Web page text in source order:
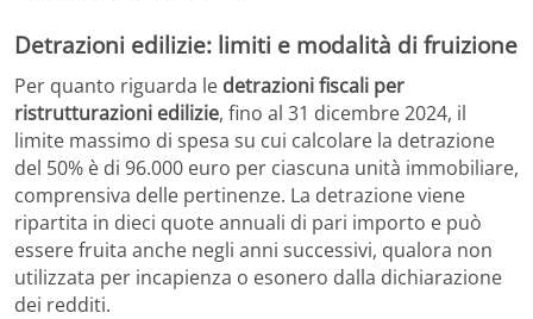
Detrazioni edilizie: limiti e modalità di fruizione
Per quanto riguarda le detrazioni fiscali per
ristrutturazioni edilizie, fino al 31 dicembre 2024, il
limite massimo di spesa su cui calcolare la detrazione
del 50% è di 96.000 euro per ciascuna unità immobiliare,
comprensiva delle pertinenze. La detrazione viene
ripartita in dieci quote annuali di pari importo e può
essere fruita anche negli anni successivi, qualora non
utilizzata per incapienza o esonero dalla dichiarazione
dei redditi.